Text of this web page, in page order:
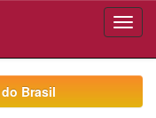
Brasil